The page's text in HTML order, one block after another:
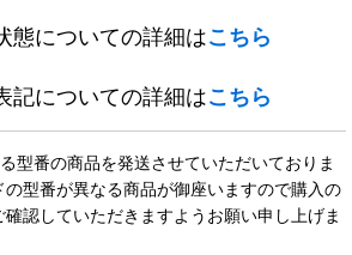
態についての詳細はこちら
記についての詳細はこちら
型番の商品を発送させていただいておりま
型番が異なる商品が御座いますので購入の
認していただきますようお願い申し上げま